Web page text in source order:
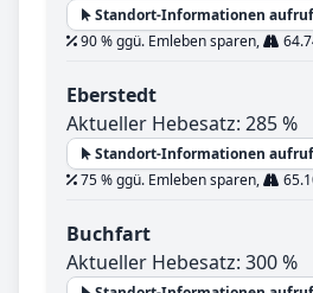
Standort-Informationen
90 % ggü. Emleben sparen,
Eberstedt
Aktueller Hebesatz: 285 %
Standort-Informationen
75 % ggü. Emleben sparen,
Buchfart
Aktueller Hebesatz: 300 %